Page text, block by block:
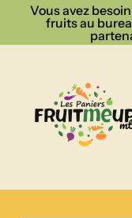
Vous avez
fruits au